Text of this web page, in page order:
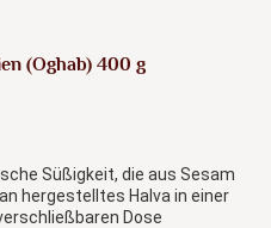
3.67 von 5 Sternen
(Oghab) 400 g
Süßigkeit, die aus Sesam
hergestelltes Halva in einer
Dose